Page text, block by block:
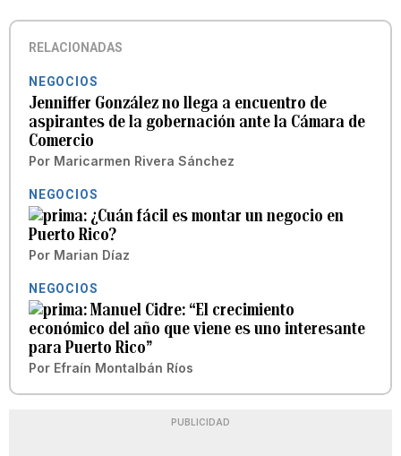
RELACIONADAS
NEGOCIOS
Jenniffer González no llega a encuentro de
aspirantes de la gobernación ante la Cámara de
Comercio
Por Maricarmen Rivera Sánchez
NEGOCIOS
¿Cuán fácil es montar un negocio en
Puerto Rico?
Por Marian Díaz
NEGOCIOS
Manuel Cidre: “El crecimiento
económico del año que viene es uno interesante
para Puerto Rico”
Por Efraín Montalbán Ríos
PUBLICIDAD